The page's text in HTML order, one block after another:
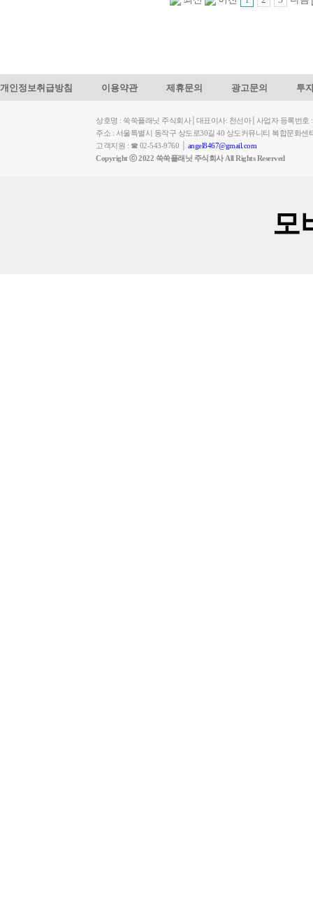
개인정보취급방침 이용약관 제휴문의 광고문의 투
상호명 : 쑥쑥플래닛 주식회사│대표이사: 천선아│사업자 등록번호
주소 : 서울특별시 동작구 상도로30길 40 상도커뮤니티 복합문화
고객지원 : ☎ 02-543-9760 │ angel8467@gmail.com
Copyright ⓒ 2022 쑥쑥플래닛 주식회사 All Rights Reserved
모